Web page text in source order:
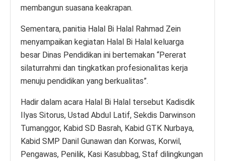
membangun suasana keakrapan.
Sementara, panitia Halal Bi Halal Rahmad Zein
menyampaikan kegiatan Halal Bi Halal keluarga
besar Dinas Pendidikan ini bertemakan “Pererat
silaturrahmi dan tingkatkan profesionalitas kerja
menuju pendidikan yang berkualitas”.
Hadir dalam acara Halal Bi Halal tersebut Kadisdik
Ilyas Sitorus, Ustad Abdul Latif, Sekdis Darwinson
Tumanggor, Kabid SD Basrah, Kabid GTK Nurbaya,
Kabid SMP Danil Gunawan dan Korwas, Korwil,
Pengawas, Penilik, Kasi Kasubbag, Staf dilingkungan